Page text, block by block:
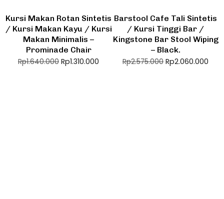
Kursi Makan Rotan Sintetis
/ Kursi Makan Kayu / Kursi
Makan Minimalis –
Prominade Chair
Rp1.640.000 Rp1.310.000
Barstool Cafe Tali Sintetis
/ Kursi Tinggi Bar /
Kingstone Bar Stool Wiping
– Black.
Rp2.575.000 Rp2.060.000